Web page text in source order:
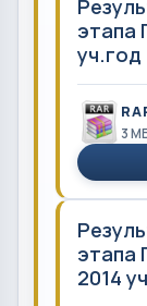
этапа
уч.год
3
этапа
2014